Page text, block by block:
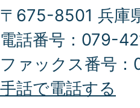
〒675-8501 兵庫
電話番号：079-
ファックス番号
手話で電話する